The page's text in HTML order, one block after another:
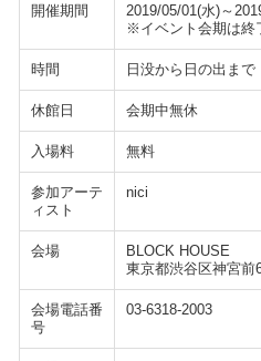
開催期間
2019/05/01(水)～
※イベント会期は終
時間 日没から日の出まで
休館日 会期中無休
入場料 無料
参加アーテ
ィスト
nici
会場
BLOCK HOUSE
東京都渋谷区神宮前
会場電話番
号
03-6318-2003